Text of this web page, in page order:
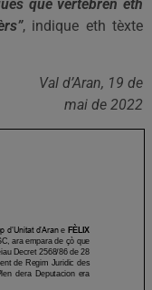
que vertèbren eth
, indique eth tèxte
Val d’Aran, 19 de
mai de 2022